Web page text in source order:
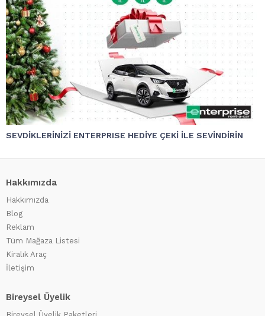
SEVDİKLERİNİZİ ENTERPRISE HEDİYE ÇEKİ İLE SEVİNDİRİN
Hakkımızda
Hakkımızda
Blog
Reklam
Tüm Mağaza Listesi
Kiralık Araç
İletişim
Bireysel Üyelik